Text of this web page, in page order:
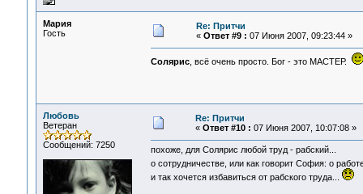
Мария
Гость
Re: Притчи
« Ответ #9 : 07 Июня 2007, 09:23:44 »
Солярис, всё очень просто. Бог - это МАСТЕР.
Любовь
Ветеран
Сообщений: 7250
Re: Притчи
« Ответ #10 : 07 Июня 2007, 10:07:08 »
похоже, для Солярис любой труд - рабский...
о сотрудничестве, или как говорит София: о
и так хочется избавиться от рабского труда...